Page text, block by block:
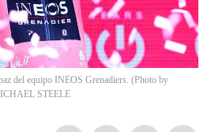
del equipo INEOS Grenadiers. (Photo by
STEELE